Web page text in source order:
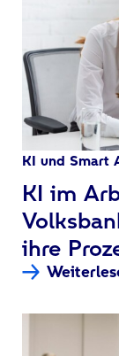
KI und Smart
:KI im
ihre